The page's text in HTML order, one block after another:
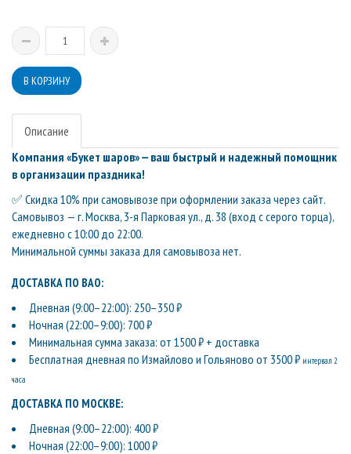
Описание
Компания «Букет шаров» — ваш быстрый и надежный помощник
в организации праздника!
✅ Скидка 10% при самовывозе при оформлении заказа через сайт.
Самовывоз — г. Москва, 3-я Парковая ул., д. 38 (вход с серого торца),
ежедневно с 10:00 до 22:00.
Минимальной суммы заказа для самовывоза нет.
ДОСТАВКА ПО ВАО:
Дневная (9:00–22:00): 250–350 ₽
Ночная (22:00–9:00): 700 ₽
Минимальная сумма заказа: от 1500 ₽ + доставка
Бесплатная дневная по Измайлово и Гольяново от 3500 ₽ интервал 2
часа
ДОСТАВКА ПО МОСКВЕ:
Дневная (9:00–22:00): 400 ₽
Ночная (22:00–9:00): 1000 ₽